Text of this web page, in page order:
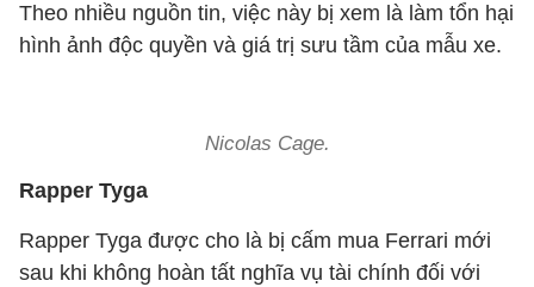
Theo nhiều nguồn tin, việc này bị xem là làm tổn hại
hình ảnh độc quyền và giá trị sưu tầm của mẫu xe.
Nicolas Cage.
Rapper Tyga
Rapper Tyga được cho là bị cấm mua Ferrari mới
sau khi không hoàn tất nghĩa vụ tài chính đối với